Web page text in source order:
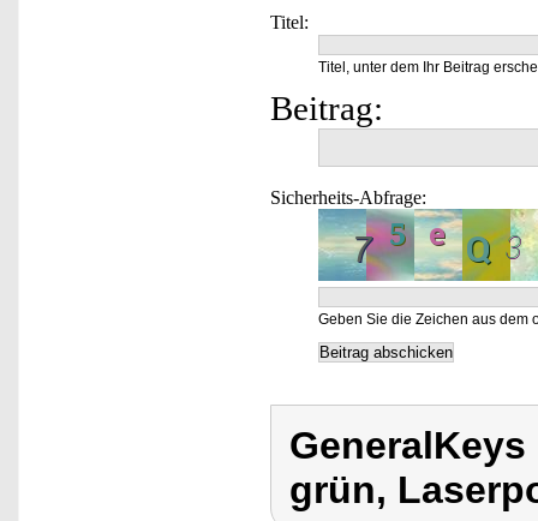
Titel:
Titel, unter dem Ihr Beitrag
Beitrag:
Sicherheits-Abfrage:
Geben Sie die Zeichen aus dem
grün,